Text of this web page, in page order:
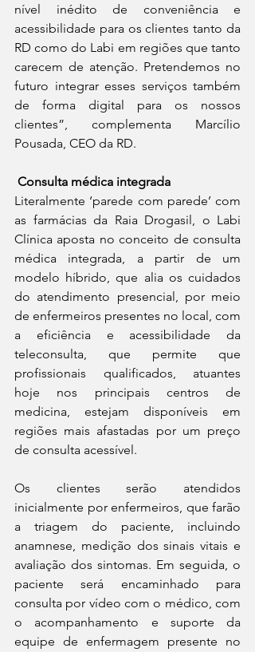
nível inédito de conveniência e
acessibilidade para os clientes tanto da
RD como do Labi em regiões que tanto
carecem de atenção. Pretendemos no
futuro integrar esses serviços também
de forma digital para os nossos
clientes”, complementa Marcílio
Pousada, CEO da RD.
Consulta médica integrada
Literalmente ‘parede com parede’ com
as farmácias da Raia Drogasil, o Labi
Clínica aposta no conceito de consulta
médica integrada, a partir de um
modelo híbrido, que alia os cuidados
do atendimento presencial, por meio
de enfermeiros presentes no local, com
a eficiência e acessibilidade da
teleconsulta, que permite que
profissionais qualificados, atuantes
hoje nos principais centros de
medicina, estejam disponíveis em
regiões mais afastadas por um preço
de consulta acessível.
Os clientes serão atendidos
inicialmente por enfermeiros, que farão
a triagem do paciente, incluindo
anamnese, medição dos sinais vitais e
avaliação dos sintomas. Em seguida, o
paciente será encaminhado para
consulta por vídeo com o médico, com
o acompanhamento e suporte da
equipe de enfermagem presente no